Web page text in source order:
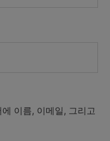
이름, 이메일, 그리고